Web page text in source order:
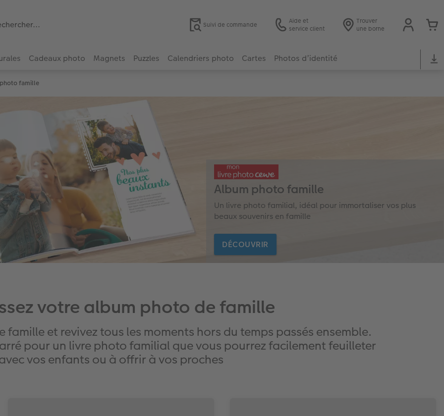
Suivi de commande
Aide et
service client
Trouver
une borne
Cadeaux photo Magnets Puzzles Calendriers photo Cartes Photos d’identité
famille
Album photo famille
Un livre photo familial, idéal pour immortaliser vos plus
beaux souvenirs en famille
DÉCOUVRIR
votre album photo de famille
famille et revivez tous les moments hors du temps passés ensemble.
pour un livre photo familial que vous pourrez facilement feuilleter
vos enfants ou à offrir à vos proches